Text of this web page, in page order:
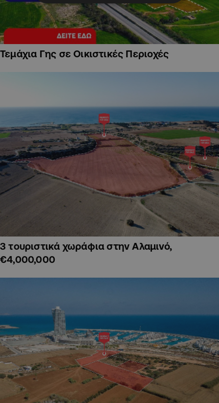
Τεμάχια Γης σε Οικιστικές Περιοχές
3 τουριστικά χωράφια στην Αλαμινό,
€4,000,000